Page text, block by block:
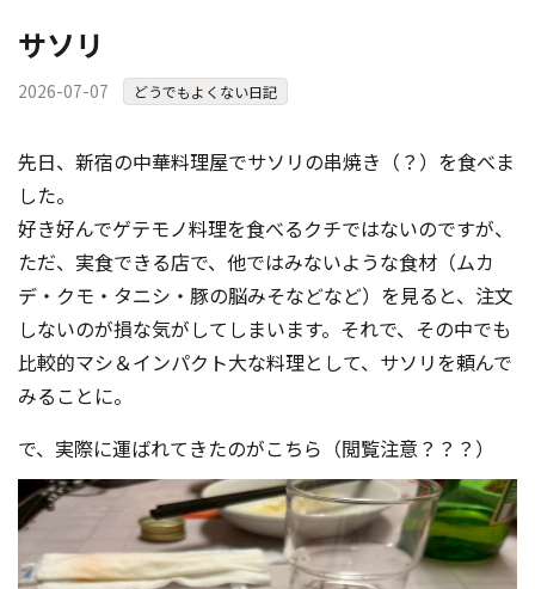
サソリ
2026-07-07 どうでもよくない日記
先日、新宿の中華料理屋でサソリの串焼き（？）を食べま
した。
好き好んでゲテモノ料理を食べるクチではないのですが、
ただ、実食できる店で、他ではみないような食材（ムカ
デ・クモ・タニシ・豚の脳みそなどなど）を見ると、注文
しないのが損な気がしてしまいます。それで、その中でも
比較的マシ＆インパクト大な料理として、サソリを頼んで
みることに。
で、実際に運ばれてきたのがこちら（閲覧注意？？？）